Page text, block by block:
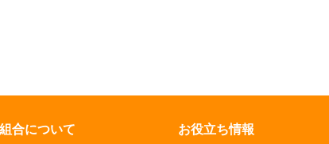
合について お役立ち情報